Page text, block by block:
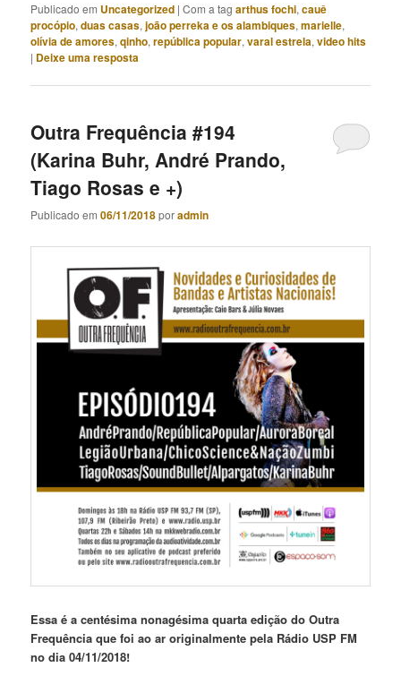
Publicado em Uncategorized |Com a tagarthus fochi,cauê
procópio,duas casas,joão perreka e os alambiques,marielle,
olívia de amores,qinho,república popular,varal estrela,video hits
| Deixe uma resposta
Outra Frequência #194
(Karina Buhr, André Prando,
Tiago Rosas e +)
Publicado em06/11/2018poradmin
Essa é a centésima nonagésima quarta edição do Outra
Frequência que foi ao ar originalmente pela Rádio USP FM
no dia 04/11/2018!